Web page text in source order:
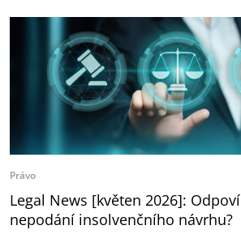
Právo
Legal News [květen 2026]:
nepodání insolvenčního návrhu?